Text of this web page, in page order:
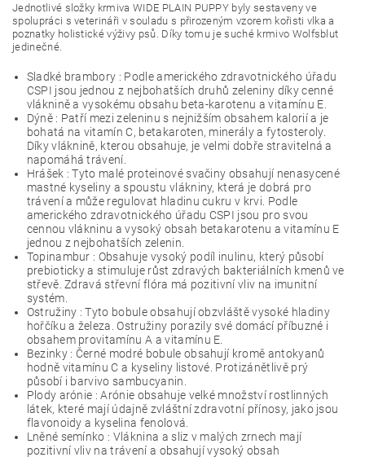
Jednotlivé složky krmiva WIDE PLAIN PUPPY byly sestaveny ve
spolupráci s veterináři v souladu s přirozeným vzorem kořisti vlka a
poznatky holistické výživy psů. Díky tomu je suché krmivo Wolfsblut
jedinečné.
Sladké brambory : Podle amerického zdravotnického úřadu
CSPI jsou jednou z nejbohatších druhů zeleniny díky cenné
vláknině a vysokému obsahu beta-karotenu a vitamínu E.
Dýně : Patří mezi zeleninu s nejnižším obsahem kalorií a je
bohatá na vitamín C, betakaroten, minerály a fytosteroly.
Díky vláknině, kterou obsahuje, je velmi dobře stravitelná a
napomáhá trávení.
Hrášek : Tyto malé proteinové svačiny obsahují nenasycené
mastné kyseliny a spoustu vlákniny, která je dobrá pro
trávení a může regulovat hladinu cukru v krvi. Podle
amerického zdravotnického úřadu CSPI jsou pro svou
cennou vlákninu a vysoký obsah betakarotenu a vitamínu E
jednou z nejbohatších zelenin.
Topinambur : Obsahuje vysoký podíl inulinu, který působí
prebioticky a stimuluje růst zdravých bakteriálních kmenů ve
střevě. Zdravá střevní flóra má pozitivní vliv na imunitní
systém.
Ostružiny : Tyto bobule obsahují obzvláště vysoké hladiny
hořčíku a železa. Ostružiny porazily své domácí příbuzné i
obsahem provitamínu A a vitamínu E.
Bezinky : Černé modré bobule obsahují kromě antokyanů
hodně vitamínu C a kyseliny listové. Protizánětlivě prý
působí i barvivo sambucyanin.
Plody arónie : Arónie obsahuje velké množství rostlinných
látek, které mají údajně zvláštní zdravotní přínosy, jako jsou
flavonoidy a kyselina fenolová.
Lněné semínko : Vláknina a sliz v malých zrnech mají
pozitivní vliv na trávení a obsahují vysoký obsah